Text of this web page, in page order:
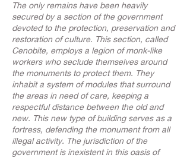
The only remains have been heavily
secured by a section of the government
devoted to the protection, preservation and
restoration of culture. This section, called
Cenobite, employs a legion of monk-like
workers who seclude themselves around
the monuments to protect them. They
inhabit a system of modules that surround
the areas in need of care, keeping a
respectful distance between the old and
new. This new type of building serves as a
fortress, defending the monument from all
illegal activity. The jurisdiction of the
government is inexistent in this oasis of